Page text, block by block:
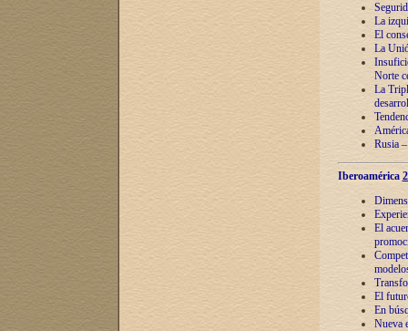
La
El
La
Norte
La
Rusia
Iberoamérica
El
El
En
Nueva